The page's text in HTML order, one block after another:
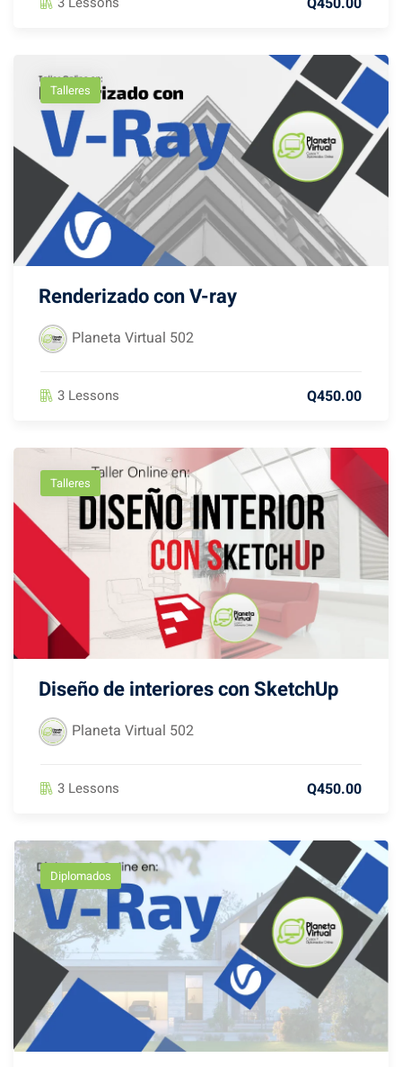
Talleres
Renderizado con V-ray
Planeta Virtual 502
3 Lessons Q450.00
Talleres
Diseño de interiores con SketchUp
Planeta Virtual 502
3 Lessons Q450.00
Diplomados